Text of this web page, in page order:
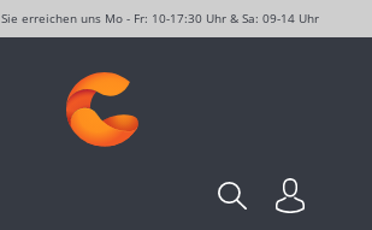
Sie erreichen uns Mo - Fr: 10-17:30 Uhr & Sa: 09-14 Uhr